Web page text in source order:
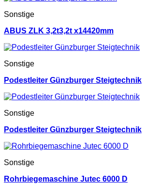
Sonstige
ABUS ZLK 3,2t3,2t x14420mm
Sonstige
Podestleiter Günzburger Steigtechnik
Sonstige
Podestleiter Günzburger Steigtechnik
Sonstige
Rohrbiegemaschine Jutec 6000 D